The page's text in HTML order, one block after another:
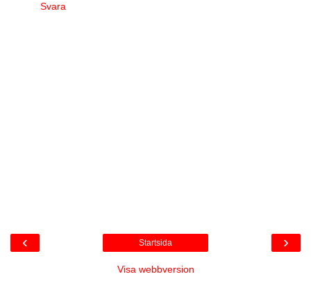
Svara
‹ ›
Startsida
Visa webbversion